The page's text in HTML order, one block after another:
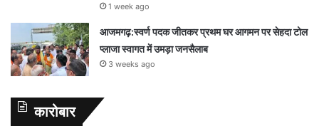
1 week ago
आजमगढ़:स्वर्ण पदक जीतकर प्रथम घर आगमन पर सेहदा टोल
प्लाजा स्वागत में उमड़ा जनसैलाब
3 weeks ago
कारोबार